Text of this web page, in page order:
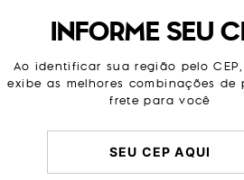
de alça transversal
Garanta a sua para
a Art Mini é a
diferentes ocasiões.
Cor
INFORME SEU
Ao identificar sua região pelo
exibe as melhores combinações de
frete para você